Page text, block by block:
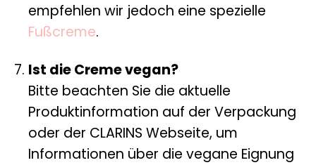
empfehlen wir jedoch eine spezielle
Fußcreme.
Ist die Creme vegan?
Bitte beachten Sie die aktuelle
Produktinformation auf der Verpackung
oder der CLARINS Webseite, um
Informationen über die vegane Eignung